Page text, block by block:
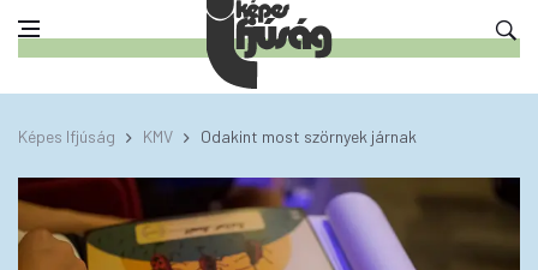
Képes Ifjúság KMV Odakint most szörnyek járnak